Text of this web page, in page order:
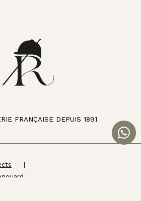
FRANÇAISE DEPUIS 1891